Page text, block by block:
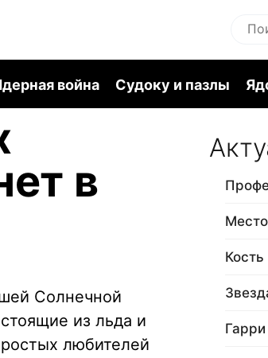
война Судоку и пазлы
в
Солнечной
из льда и
любителей